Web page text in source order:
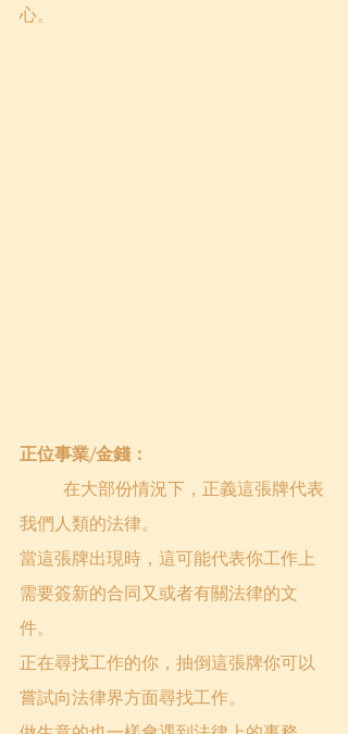
心。
正位事業/金錢：
我們人類的法律。
當這張牌出現時，這可能代表你工作上
需要簽新的合同又或者有關法律的文
件。
正在尋找工作的你，抽倒這張牌你可以
嘗試向法律界方面尋找工作。